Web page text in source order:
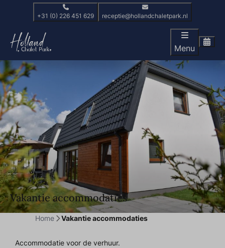
+31 (0) 226 451 629 receptie@hollandchaletpark.nl
Menu
Vakantie accommodaties
Home Vakantie accommodaties
Accommodatie voor de verhuur.